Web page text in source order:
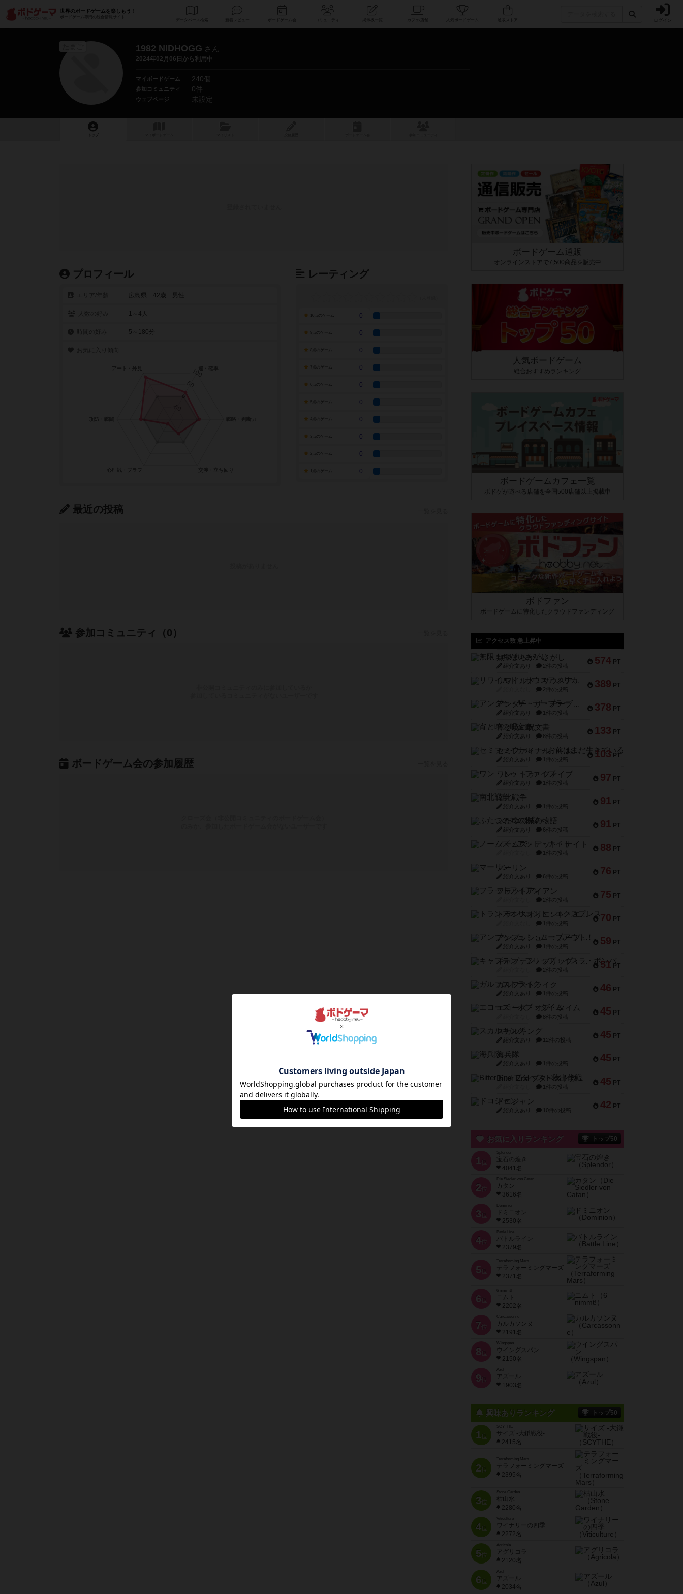
世界のボードゲームを楽しもう！
ボードゲーム専門の総合情報サイト
データベース コミュニティ 人気ボードゲーム ログイン
1982 NIDHOGG さん
2024年02月06日から利用中
マイボードゲーム 240個
参加コミュニティ 0件
ウェブページ 未設定
トップ
プロフィール
広島県 42歳 男性
1～4人
5～180分
レーティング
10点のゲーム 0
9点のゲーム 0
8点のゲーム 0
7点のゲーム 0
6点のゲーム 0
5点のゲーム 0
4点のゲーム 0
3点のゲーム 0
2点のゲーム 0
1点のゲーム 0
最近の投稿
参加コミュニティ（0）
ボードゲーム会の参加履歴
ボードゲーム通販
オンラインストアで7,500商品を販売中
人気ボードゲーム
総合おすすめランキング
ボードゲームカフェ一覧
ボドゲが遊べる店舗を全国500店舗以上掲載中
ボドファン
ボードゲームに特化したクラウドファンディング
アクセス数 急上昇中
574 PT
無限まちがいさがし
紹介文あり 2件の投稿
389 PT
リワイルド：サウスアメリカ
2件の投稿
378 PT
アンダー・ザ・テーブラー
紹介文あり 1件の投稿
133 PT
宵と暁の呪文書
紹介文あり 8件の投稿
103 PT
セミファイナル ～お前はまだ生きている～
紹介文あり 1件の投稿
97 PT
ワン・トゥ・ファイブ
紹介文あり 1件の投稿
91 PT
南北戦争
紹介文あり 1件の投稿
91 PT
ふたつの城の物語
紹介文あり 6件の投稿
88 PT
ノームズ・アット・ナイト
1件の投稿
76 PT
マーリン
紹介文あり 6件の投稿
75 PT
フラットアイアン
2件の投稿
70 PT
トランスオリエント・エクスプレス
1件の投稿
59 PT
アンブッシュ！：ムーブアウト！
紹介文あり 1件の投稿
51 PT
キャプテン・フリップ：イスラ・ボンバ
2件の投稿
46 PT
ガルフストライク
紹介文あり 1件の投稿
45 PT
エコーズ・オブ・タイム
8件の投稿
45 PT
スカルキング
紹介文あり 12件の投稿
45 PT
海兵隊
紹介文あり 1件の投稿
45 PT
Bitter End ブタペスト救出作戦
1件の投稿
42 PT
ドコジャン
紹介文あり 10件の投稿
お気に入りランキング トップ50
1 位
宝石の煌き
4041名
2 位
Die Siedler von Catan
カタン
3616名
3 位
ドミニオン
2530名
4位
Battle Line
バトルライン
2379名
5 位
Terraforming Mars
テラフォーミングマーズ
2371名
6 位
ニムト
2202名
7 位
Carcassonne
カルカソンヌ
2191名
8 位
Wingspan
ウイングスパン
2150名
9 位
Azul
アズール
1903名
興味ありランキング トップ50
1位
SCYTHE
サイズ -大鎌戦役-
2415名
2位
Terraforming Mars
テラフォーミングマーズ
2395名
3位
Stone Garden
枯山水
2280名
4位
Viticulture
ワイナリーの四季
2272名
5位
Agricola
アグリコラ
2120名
6位
Azul
アズール
2034名